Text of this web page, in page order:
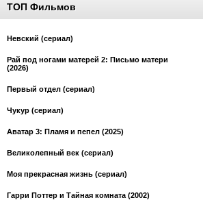
ТОП Фильмов
Невский (сериал)
Рай под ногами матерей 2: Письмо матери
(2026)
Первый отдел (сериал)
Чукур (сериал)
Аватар 3: Пламя и пепел (2025)
Великолепный век (сериал)
Моя прекрасная жизнь (сериал)
Гарри Поттер и Тайная комната (2002)